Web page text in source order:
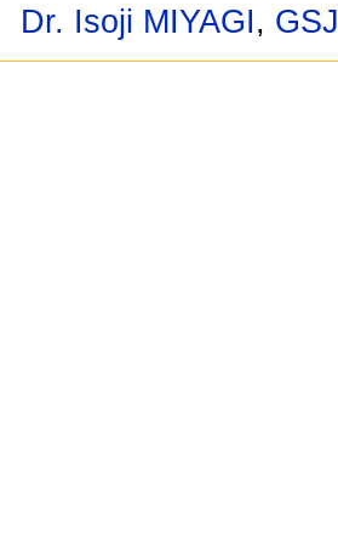
Dr. Isoji MIYAGI, GSJ